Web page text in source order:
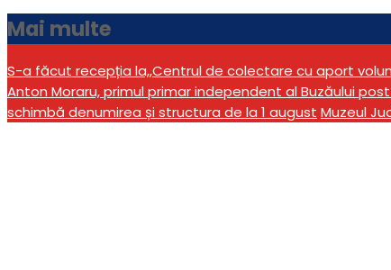
Mai multe
S-a făcut recepția la,,Centrul de colectare cu aport
Anton Moraru, primul primar independent al Buzăului
schimbă denumirea și structura de la 1 august Muzeul